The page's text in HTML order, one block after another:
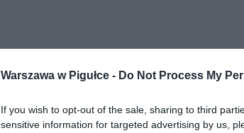
Warszawa w Pigułce - Do Not Process My
If you wish to opt-out of the sale, sharing to third
sensitive information for targeted advertising by us,